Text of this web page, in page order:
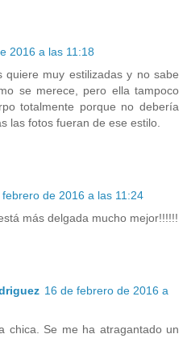
2016 a las 11:18
quiere muy estilizadas y no sabe
se merece, pero ella tampoco
totalmente porque no debería
las fotos fueran de ese estilo.
febrero de 2016 a las 11:24
más delgada mucho mejor!!!!!!
16 de febrero de 2016 a
chica. Se me ha atragantado un